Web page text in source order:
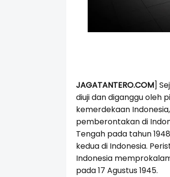
JAGATANTERO.COM]
diuji dan diganggu oleh
kemerdekaan
pemberontakan di
Tengah pada tahun
kedua di Indonesia.
Indonesia
pada 17 Agustus 1945.